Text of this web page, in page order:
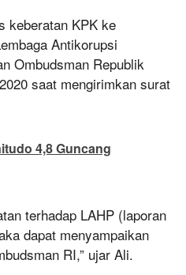
keberatan KPK ke
Antikorupsi
Ombudsman Republik
saat mengirimkan surat
4,8 Guncang
terhadap LAHP (laporan
dapat menyampaikan
RI,” ujar Ali.